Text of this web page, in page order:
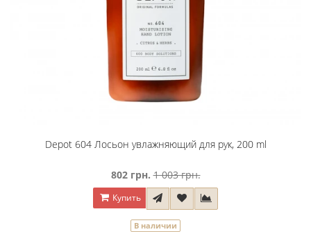
Depot 604 Лосьон увлажняющий для рук, 200 ml
802 грн. 1 003 грн.
Купить
В наличии